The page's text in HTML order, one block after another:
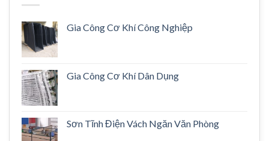
Gia Công Cơ Khí Công Nghiệp
Gia Công Cơ Khí Dân Dụng
Sơn Tĩnh Điện Vách Ngăn Văn Phòng